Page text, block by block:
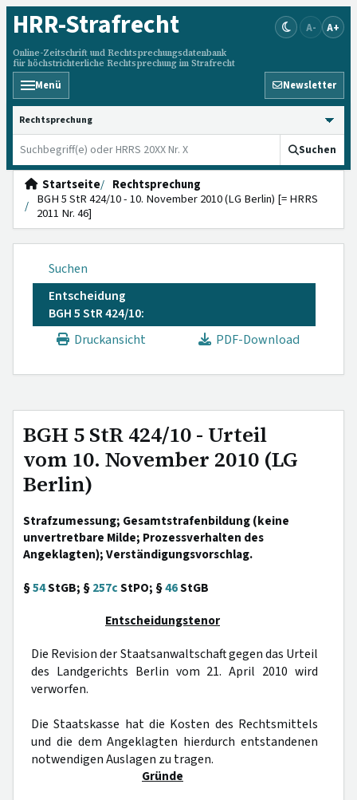
HRR-Strafrecht
Online-Zeitschrift und Rechtsprechungsdatenbank
für höchstrichterliche Rechtsprechung im Strafrecht
A- A+
Menü Newsletter
HRRS durchsuchen
Suchen
Startseite
Rechtsprechung
BGH 5 StR 424/10 - 10. November 2010 (LG Berlin) [= HRRS
2011 Nr. 46]
Suchen
Entscheidung
BGH 5 StR 424/10:
Druckansicht
PDF-Download
BGH 5 StR 424/10 - Urteil
vom 10. November 2010 (LG
Berlin)
Strafzumessung; Gesamtstrafenbildung (keine
unvertretbare Milde; Prozessverhalten des
Angeklagten); Verständigungsvorschlag.
§54StGB; §257cStPO; §46StGB
Entscheidungstenor
Die Revision der Staatsanwaltschaft gegen das Urteil
des Landgerichts Berlin vom 21. April 2010 wird
verworfen.
Die Staatskasse hat die Kosten des Rechtsmittels
und die dem Angeklagten hierdurch entstandenen
notwendigen Auslagen zu tragen.
Gründe